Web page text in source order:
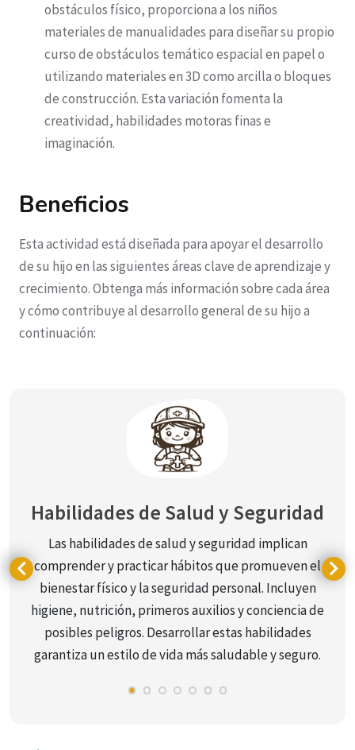
obstáculos físico, proporciona a los niños
materiales de manualidades para diseñar su propio
curso de obstáculos temático espacial en papel o
utilizando materiales en 3D como arcilla o bloques
de construcción. Esta variación fomenta la
creatividad, habilidades motoras finas e
imaginación.
Beneficios
Esta actividad está diseñada para apoyar el desarrollo
de su hijo en las siguientes áreas clave de aprendizaje y
crecimiento. Obtenga más información sobre cada área
y cómo contribuye al desarrollo general de su hijo a
continuación:
Habilidades de Salud y Seguridad
Las habilidades de salud y seguridad implican
comprender y practicar hábitos que promueven el
bienestar físico y la seguridad personal. Incluyen
higiene, nutrición, primeros auxilios y conciencia de
posibles peligros. Desarrollar estas habilidades
garantiza un estilo de vida más saludable y seguro.